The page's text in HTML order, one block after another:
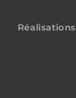
Réalisations